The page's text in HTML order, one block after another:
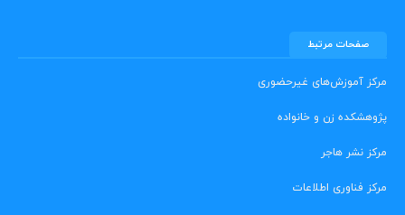
صفحات مرتبط
مرکز آموزش‌های غیرحضوری
پژوهشکده زن و خانواده
مرکز نشر هاجر
مرکز فناوری اطلاعات